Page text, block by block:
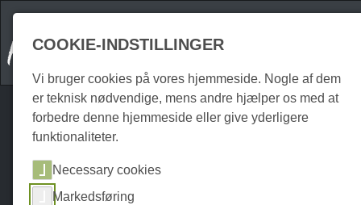
COOKIE-INDSTILLINGER
Vi bruger cookies på vores hjemmeside. Nogle af dem
er teknisk nødvendige, mens andre hjælper os med at
forbedre denne hjemmeside eller give yderligere
funktionaliteter.
Necessary cookies
Markedsføring